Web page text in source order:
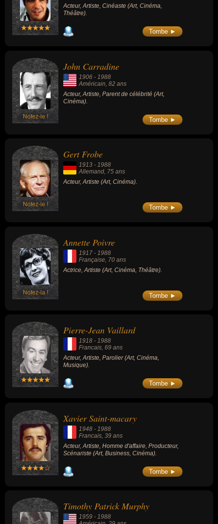
Acteur, Artiste, Cinéaste (Art, Cinéma,
Théâtre).
Tombe ►
Notez-le !
John Carradine
1906 - 1988
Américain , 82 ans
Acteur, Artiste, Parent de célébrité (Art,
Cinéma).
Tombe ►
Notez-le !
Gert Frobe
1913 - 1988
Allemand, 75 ans
Acteur, Artiste (Art, Cinéma).
Tombe ►
Notez-la !
Annette Poivre
1917 - 1988
Française , 70 ans
Actrice, Artiste (Art, Cinéma, Théâtre).
Tombe ►
Pierre-Jean Vaillard
1918 - 1988
Francais, 69 ans
Acteur, Artiste, Parolier (Art, Cinéma,
Musique).
Tombe ►
Xavier Saint-macary
1948 - 1988
Francais , 39 ans
Acteur, Artiste, Homme d'affaire, Producteur,
Scénariste (Art, Business, Cinéma).
Tombe ►
Timothy Patrick Murphy
1959 - 1988